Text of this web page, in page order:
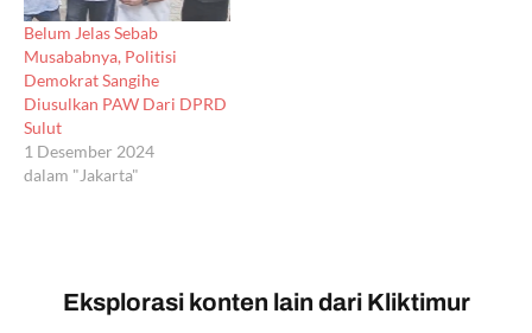
Belum Jelas Sebab
Musababnya, Politisi
Demokrat Sangihe
Diusulkan PAW Dari DPRD
Sulut
1 Desember 2024
dalam "Jakarta"
Eksplorasi konten lain dari Kliktimur